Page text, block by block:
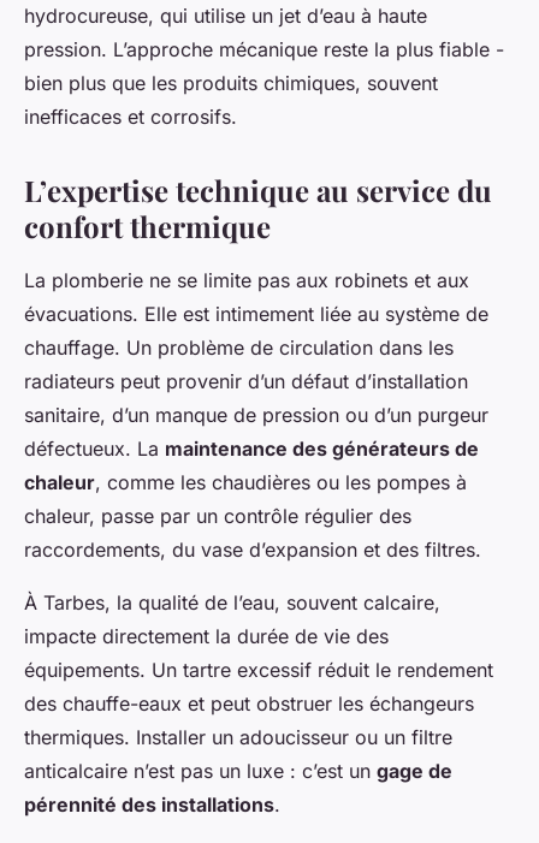
hydrocureuse, qui utilise un jet d’eau à haute
pression. L’approche mécanique reste la plus fiable -
bien plus que les produits chimiques, souvent
inefficaces et corrosifs.
L’expertise technique au service du
confort thermique
La plomberie ne se limite pas aux robinets et aux
évacuations. Elle est intimement liée au système de
chauffage. Un problème de circulation dans les
radiateurs peut provenir d’un défaut d’installation
sanitaire, d’un manque de pression ou d’un purgeur
défectueux. La maintenance des générateurs de
chaleur, comme les chaudières ou les pompes à
chaleur, passe par un contrôle régulier des
raccordements, du vase d’expansion et des filtres.
À Tarbes, la qualité de l’eau, souvent calcaire,
impacte directement la durée de vie des
équipements. Un tartre excessif réduit le rendement
des chauffe-eaux et peut obstruer les échangeurs
thermiques. Installer un adoucisseur ou un filtre
anticalcaire n’est pas un luxe : c’est un gage de
pérennité des installations.